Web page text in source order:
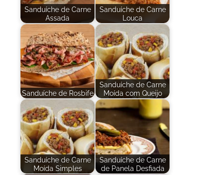
Sanduíche de Carne
Assada
Sanduíche de Carne
Louca
Sanduíche de Rosbife
Sanduíche de Carne
Moída com Queijo
Sanduíche de Carne
Moída Simples
Sanduíche de Carne
de Panela Desfiada